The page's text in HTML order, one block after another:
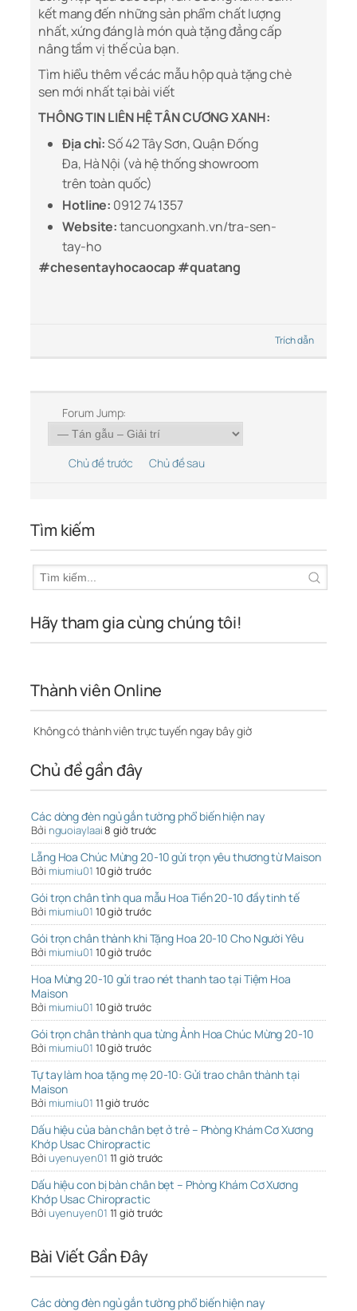
kết mang đến những sản phẩm chất lượng
nhất, xứng đáng là món quà tặng đẳng cấp
nâng tầm vị thế của bạn.
Tìm hiểu thêm về các mẫu hộp quà tặng chè
sen mới nhất tại bài viết
THÔNG TIN LIÊN HỆ TÂN CƯƠNG XANH:
Địa chỉ:Số 42 Tây Sơn, Quận Đống
Đa, Hà Nội (và hệ thống showroom
trên toàn quốc)
Hotline: 0912 74 1357
Website:tancuongxanh.vn/tra-sen-
tay-ho
#chesentayhocaocap #quatang
Trích dẫn
Forum Jump:
Chủ đề trước Chủ đề sau
Tìm kiếm
Hãy tham gia cùng chúng tôi!
Thành viên Online
Không có thành viên trực tuyến ngay bây giờ
Chủ đề gần đây
Các dòng đèn ngủ gắn tường phổ biến hiện nay
Bởi nguoiaylaai8 giờ trước
Lẵng Hoa Chúc Mừng 20-10 gửi trọn yêu thương từ Maison
Bởi miumiu01 10 giờ trước
Gói trọn chân tình qua mẫu Hoa Tiền 20-10 đầy tinh tế
Bởi miumiu01 10 giờ trước
Gói trọn chân thành khi Tặng Hoa 20-10 Cho Người Yêu
Bởi miumiu01 10 giờ trước
Hoa Mừng 20-10 gửi trao nét thanh tao tại Tiệm Hoa
Maison
Bởi miumiu01 10 giờ trước
Gói trọn chân thành qua từng Ảnh Hoa Chúc Mừng 20-10
Bởi miumiu01 10 giờ trước
Tự tay làm hoa tặng mẹ 20-10: Gửi trao chân thành tại
Maison
Bởi miumiu01 11 giờ trước
Dấu hiệu của bàn chân bẹt ở trẻ – Phòng Khám Cơ Xương
Khớp Usac Chiropractic
Bởi uyenuyen01 11 giờ trước
Dấu hiệu con bị bàn chân bẹt – Phòng Khám Cơ Xương
Khớp Usac Chiropractic
Bởi uyenuyen01 11 giờ trước
Bài Viết Gần Đây
Các dòng đèn ngủ gắn tường phổ biến hiện nay